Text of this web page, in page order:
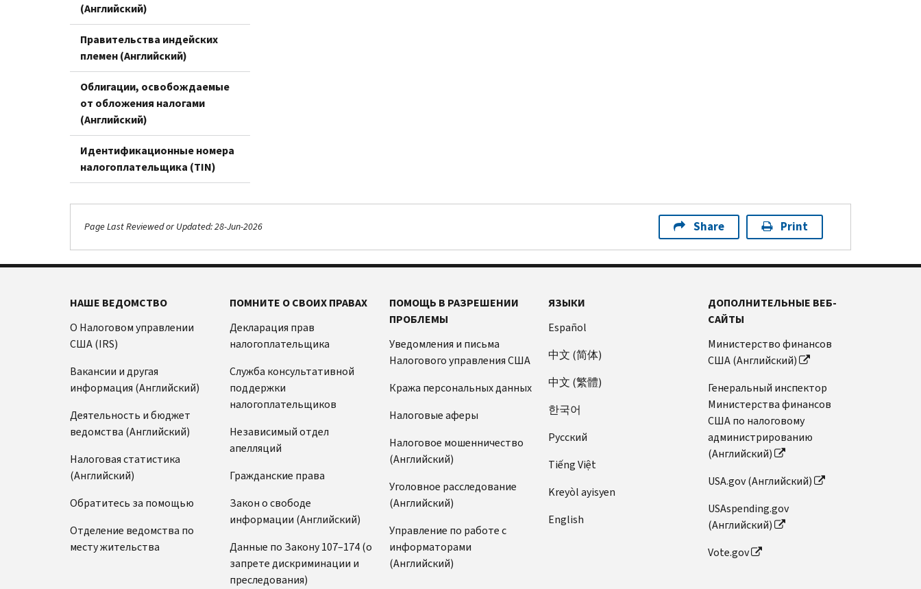
(Английский)
Правительства индейских
племен (Английский)
Облигации, освобождаемые
от обложения налогами
(Английский)
Идентификационные номера
налогоплательщика (TIN)
Page Last Reviewed or Updated: 28-Jun-2026 Share Print
НАШЕ ВЕДОМСТВО
О Налоговом управлении
США (IRS)
Вакансии и другая
информация (Английский)
Деятельность и бюджет
ведомства (Английский)
Налоговая статистика
(Английский)
Обратитесь за помощью
Отделение ведомства по
месту жительства
ПОМНИТЕ О СВОИХ ПРАВАХ
Декларация прав
налогоплательщика
Служба консультативной
поддержки
налогоплательщиков
Независимый отдел
апелляций
Гражданские права
Закон о свободе
информации (Английский)
Данные по Закону 107–174 (о
запрете дискриминации и
преследования)
ПОМОЩЬ В РАЗРЕШЕНИИ
ПРОБЛЕМЫ
Уведомления и письма
Налогового управления США
Кража персональных данных
Налоговые аферы
Налоговое мошенничество
(Английский)
Уголовное расследование
(Английский)
Управление по работе с
информаторами
(Английский)
ЯЗЫКИ
Español
中文 (简体)
中文 (繁體)
한국어
Pусский
Tiếng Việt
Kreyòl ayisyen
English
ДОПОЛНИТЕЛЬНЫЕ ВЕБ-
САЙТЫ
Министерство финансов
США (Английский)
Генеральный инспектор
Министерства финансов
США по налоговому
администрированию
(Английский)
USA.gov (Английский)
USAspending.gov
(Английский)
Vote.gov